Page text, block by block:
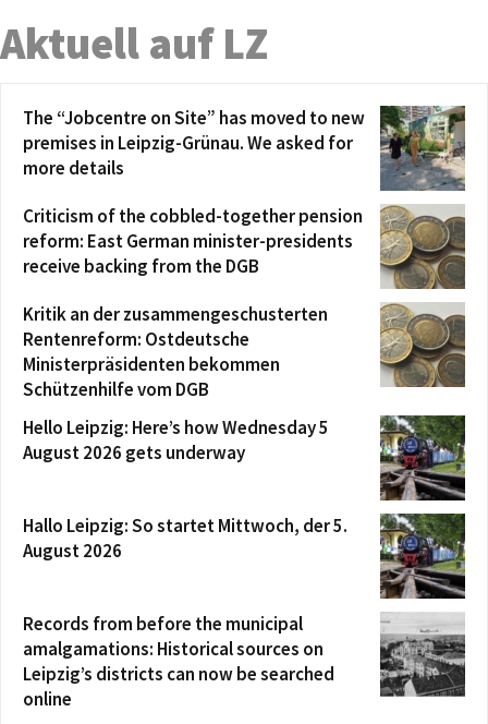
Aktuell auf LZ
The “Jobcentre on Site” has moved to new
premises in Leipzig-Grünau. We asked for
more details
Criticism of the cobbled-together pension
reform: East German minister-presidents
receive backing from the DGB
Kritik an der zusammengeschusterten
Rentenreform: Ostdeutsche
Ministerpräsidenten bekommen
Schützenhilfe vom DGB
Hello Leipzig: Here’s how Wednesday 5
August 2026 gets underway
Hallo Leipzig: So startet Mittwoch, der 5.
August 2026
Records from before the municipal
amalgamations: Historical sources on
Leipzig’s districts can now be searched
online